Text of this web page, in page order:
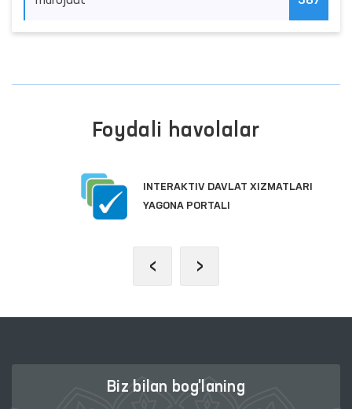
Foydali havolalar
INTERAKTIV DAVLAT XIZMATLARI
YAGONA PORTALI
‹ ›
Biz bilan bog'laning